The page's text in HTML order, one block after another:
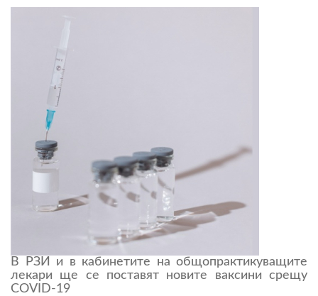
В РЗИ и в кабинетите на общопрактикуващите
лекари ще се поставят новите ваксини срещу
COVID-19